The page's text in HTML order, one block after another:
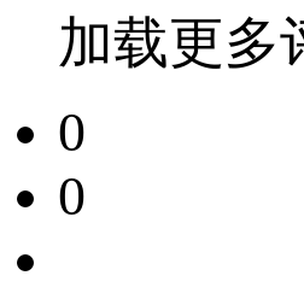
加载更多
0
0